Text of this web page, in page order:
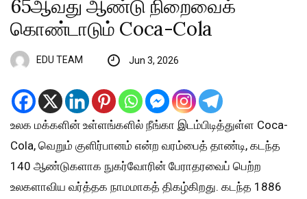
65ஆவது ஆண்டு நிறைவைக்
கொண்டாடும் Coca-Cola
EDU TEAM Jun 3, 2026
உலக மக்களின் உள்ளங்களில் நீங்கா இடம்பிடித்துள்ள Coca-
Cola, வெறும் குளிர்பானம் என்ற வரம்பைத் தாண்டி, கடந்த
140 ஆண்டுகளாக நுகர்வோரின் பேராதரவைப் பெற்ற
உலகளாவிய வர்த்தக நாமமாகத் திகழ்கிறது. கடந்த 1886